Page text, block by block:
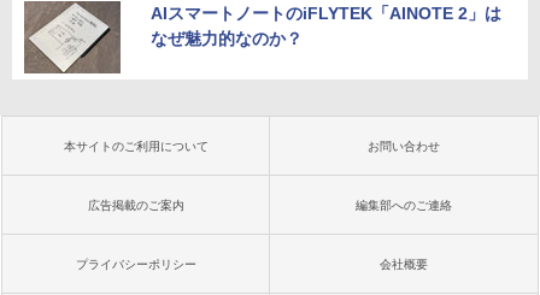
AIスマートノートのiFLYTEK「AINOTE 2」は
なぜ魅力的なのか？
本サイトのご利用について お問い合わせ
広告掲載のご案内 編集部へのご連絡
プライバシーポリシー 会社概要